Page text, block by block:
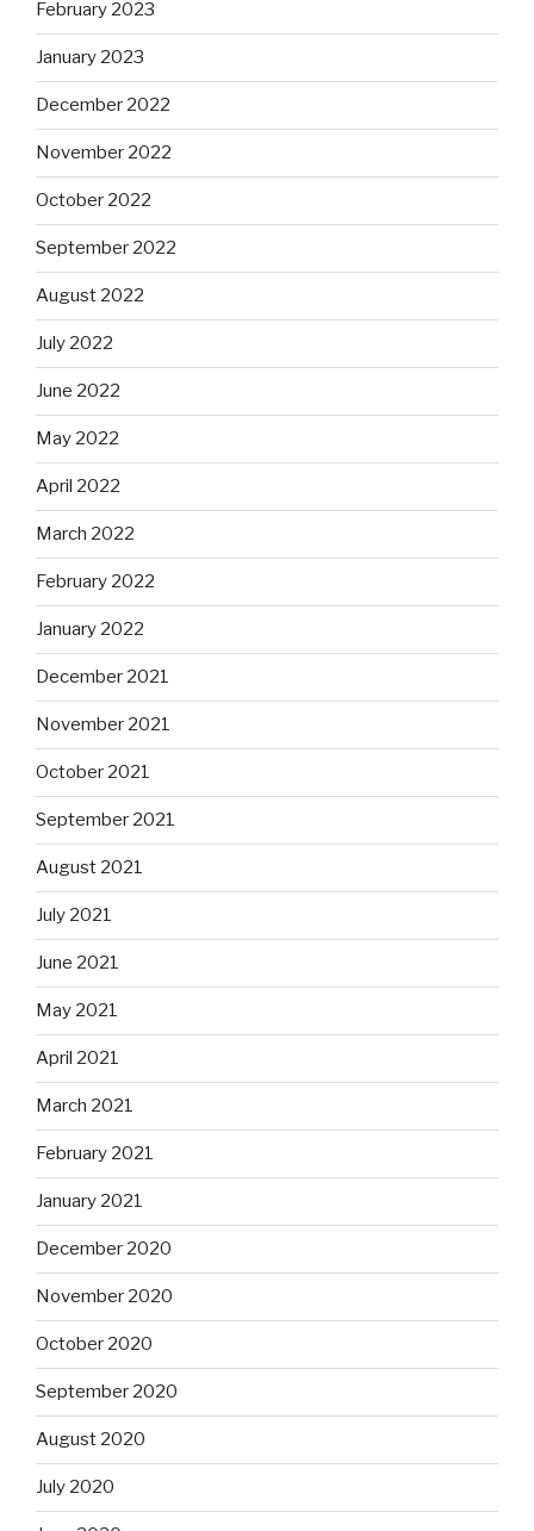
February 2023
January 2023
December 2022
November 2022
October 2022
September 2022
August 2022
July 2022
June 2022
May 2022
April 2022
March 2022
February 2022
January 2022
December 2021
November 2021
October 2021
September 2021
August 2021
July 2021
June 2021
May 2021
April 2021
March 2021
February 2021
January 2021
December 2020
November 2020
October 2020
September 2020
August 2020
July 2020